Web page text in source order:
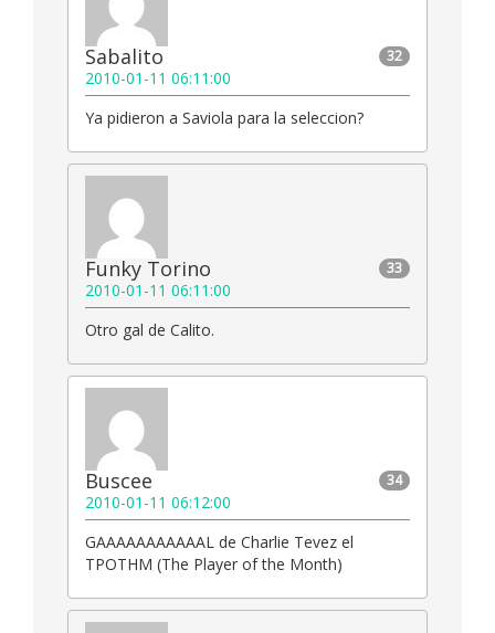
32
Sabalito
2010-01-11 06:11:00
Ya pidieron a Saviola para la seleccion?
33
Funky Torino
2010-01-11 06:11:00
Otro gal de Calito.
34
Buscee
2010-01-11 06:12:00
GAAAAAAAAAAAL de Charlie Tevez el
TPOTHM (The Player of the Month)